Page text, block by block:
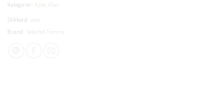
Kategorier: Kjole Klær
Stikkord: vaar
Brand: Selected Femme